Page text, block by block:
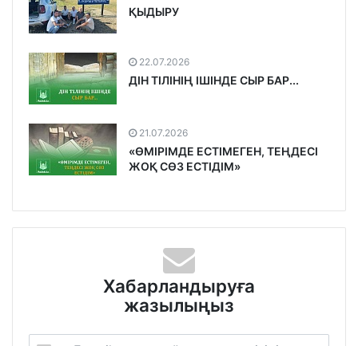
ҚЫДЫРУ
22.07.2026
ДІН ТІЛІНІҢ ІШІНДЕ СЫР БАР...
21.07.2026
«ӨМІРІМДЕ ЕСТІМЕГЕН, ТЕҢДЕСІ
ЖОҚ СӨЗ ЕСТІДІМ»
Хабарландыруға
жазылыңыз